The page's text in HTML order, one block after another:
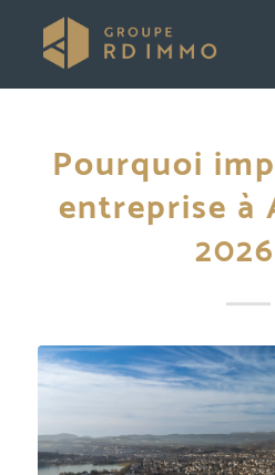
Pourquoi
entreprise à